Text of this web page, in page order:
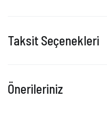
Taksit Seçenekleri
Önerileriniz